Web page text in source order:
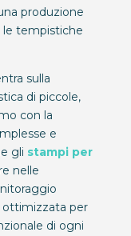
produzione
le tempistiche
sulla
di piccole,
con la
e
gli stampi per
nelle
ottimizzata per
di ogni